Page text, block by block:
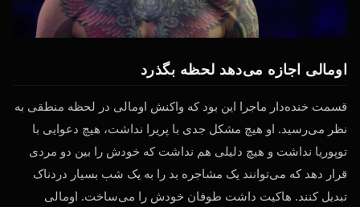
اومالی اجازه می‌دهد لحظه بگذرد
قسمت خنده‌دار ماجرا این بود که واکنش اومالی در لحظه منطقی به
نظر می‌رسید. او هیچ مشکل جدی با پریرا نداشت، هیچ دعوایی با
توپوریا نداشت و هیچ دلیلی هم نداشت که خودش را بین دو مردی
قرار دهد که می‌توانند یک مشاجره بد را به یک شب بسیار دردناک
تبدیل کنند. هاکیت داشت طوفان خودش را می‌ساخت. اومالی